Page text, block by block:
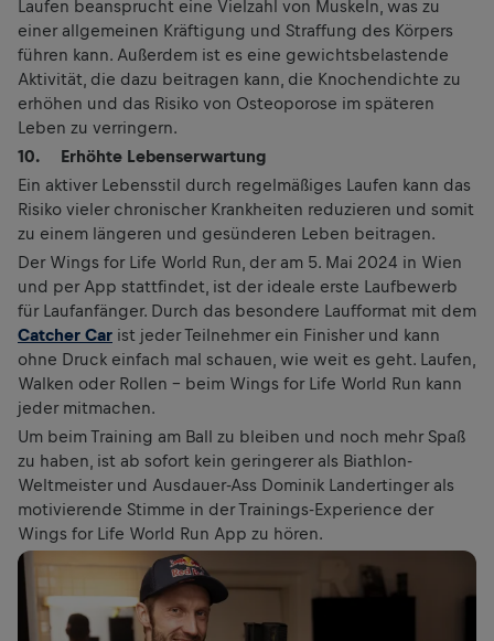
Laufen beansprucht eine Vielzahl von Muskeln, was zu
einer allgemeinen Kräftigung und Straffung des Körpers
führen kann. Außerdem ist es eine gewichtsbelastende
Aktivität, die dazu beitragen kann, die Knochendichte zu
erhöhen und das Risiko von Osteoporose im späteren
Leben zu verringern.
10. Erhöhte Lebenserwartung
Ein aktiver Lebensstil durch regelmäßiges Laufen kann das
Risiko vieler chronischer Krankheiten reduzieren und somit
zu einem längeren und gesünderen Leben beitragen.
Der Wings for Life World Run, der am 5. Mai 2024 in Wien
und per App stattfindet, ist der ideale erste Laufbewerb
für Laufanfänger. Durch das besondere Laufformat mit dem
Catcher Car ist jeder Teilnehmer ein Finisher und kann
ohne Druck einfach mal schauen, wie weit es geht. Laufen,
Walken oder Rollen – beim Wings for Life World Run kann
jeder mitmachen.
Um beim Training am Ball zu bleiben und noch mehr Spaß
zu haben, ist ab sofort kein geringerer als Biathlon-
Weltmeister und Ausdauer-Ass Dominik Landertinger als
motivierende Stimme in der Trainings-Experience der
Wings for Life World Run App zu hören.